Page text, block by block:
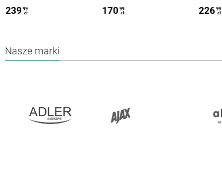
Performance)
239 99
zł
170 99
zł
226 99
zł
Nasze marki